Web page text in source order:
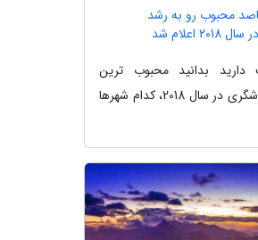
محبوب رو به رشد
اعلام شد
دارید بدانید محبوب ترین
مقاصد گردشگری در سال 2018، کدام شهرها